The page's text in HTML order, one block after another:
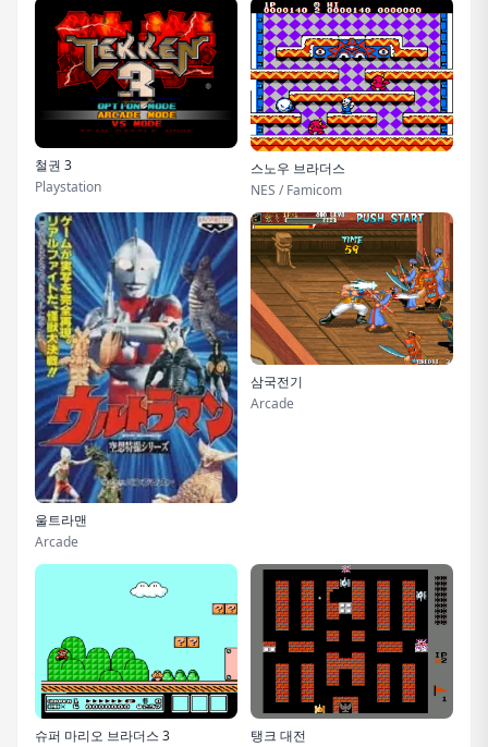
철권 3
Playstation
스노우 브라더스
NES / Famicom
울트라맨
Arcade
삼국전기
Arcade
슈퍼 마리오 브라더스 3
탱크 대전